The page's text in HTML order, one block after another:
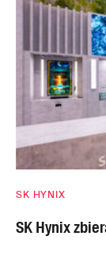
SK HYNIX
SK Hynix